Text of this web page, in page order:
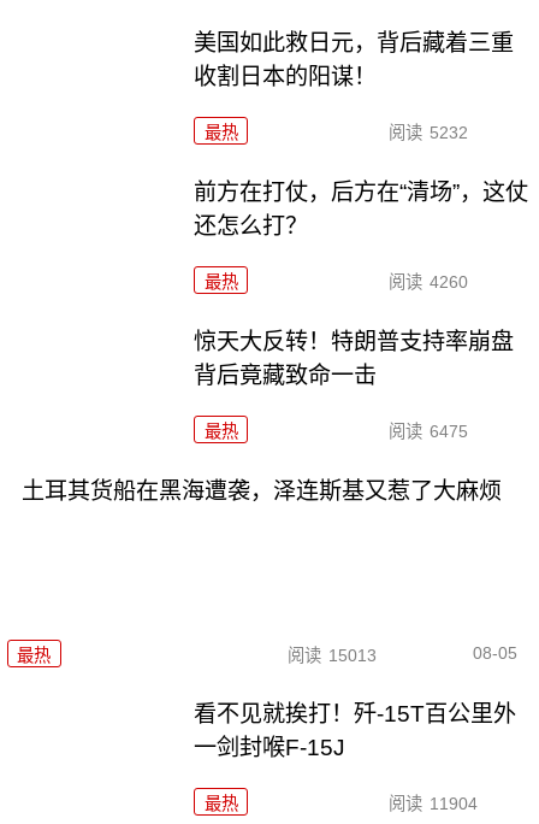
美国如此救日元，背后藏着三重
收割日本的阳谋！
最热 阅读 5232
前方在打仗，后方在“清场”，这仗
还怎么打？
最热 阅读 4260
惊天大反转！特朗普支持率崩盘
背后竟藏致命一击
最热 阅读 6475
土耳其货船在黑海遭袭，泽连斯基又惹了大麻烦
最热 阅读 15013 08-05
看不见就挨打！歼-15T百公里外
一剑封喉F-15J
最热 阅读 11904